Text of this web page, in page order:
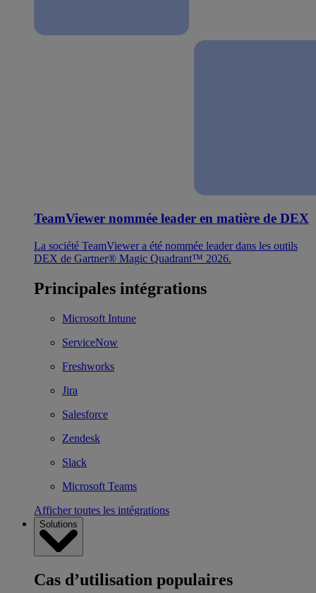
TeamViewer nommée leader en matière de DEX
La société TeamViewer a été nommée leader dans les outils
DEX de Gartner® Magic Quadrant™ 2026.
Principales intégrations
Microsoft Intune
ServiceNow
Freshworks
Jira
Salesforce
Zendesk
Slack
Microsoft Teams
Afficher toutes les intégrations
Solutions
Cas d’utilisation populaires